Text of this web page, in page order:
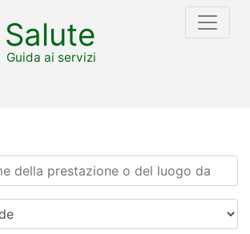
Salute
Guida ai servizi